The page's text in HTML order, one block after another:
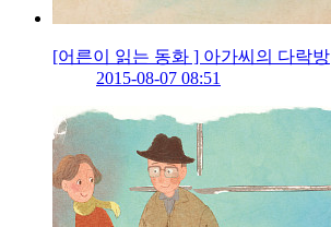
[어른이 읽는 동화 ] 아가씨의 다락방
2015-08-07 08:51